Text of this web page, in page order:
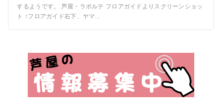
するようです。 芦屋・ラポルテ フロアガイドよりスクリーンショッ
ト ↑フロアガイド右下、ヤマ...